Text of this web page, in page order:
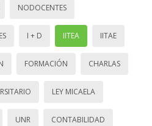
NODOCENTES
I + D IITEA IITAE
FORMACIÓN CHARLAS
LEY MICAELA
UNR CONTABILIDAD